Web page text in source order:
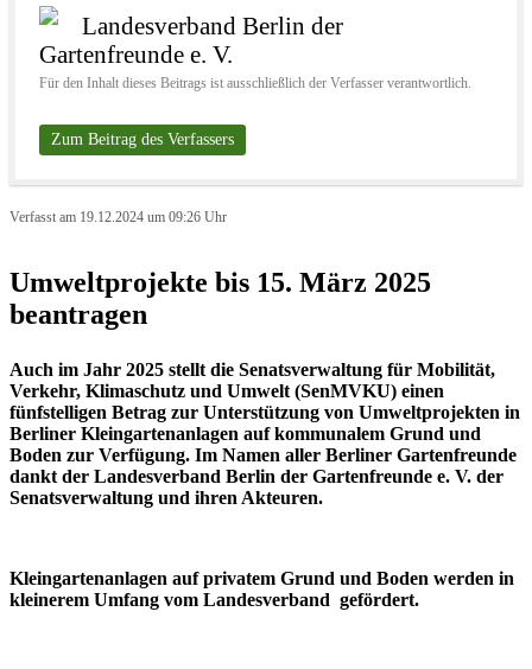
Landesverband Berlin der
Gartenfreunde e. V.
Für den Inhalt dieses Beitrags ist ausschließlich der Verfasser verantwortlich.
Zum Beitrag des Verfassers
Verfasst am 19.12.2024 um 09:26 Uhr
Umweltprojekte bis 15. März 2025
beantragen
Auch im Jahr 2025 stellt die Senatsverwaltung für Mobilität,
Verkehr, Klimaschutz und Umwelt (SenMVKU) einen
fünfstelligen Betrag zur Unterstützung von Umweltprojekten in
Berliner Kleingartenanlagen auf kommunalem Grund und
Boden zur Verfügung. Im Namen aller Berliner Gartenfreunde
dankt der Landesverband Berlin der Gartenfreunde e. V. der
Senatsverwaltung und ihren Akteuren.
Kleingartenanlagen auf privatem Grund und Boden werden in
kleinerem Umfang vom Landesverband gefördert.